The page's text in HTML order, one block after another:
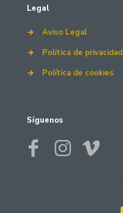
Legal
→
Aviso Legal
→
Política de privacidad
→
Política de cookies
Síguenos